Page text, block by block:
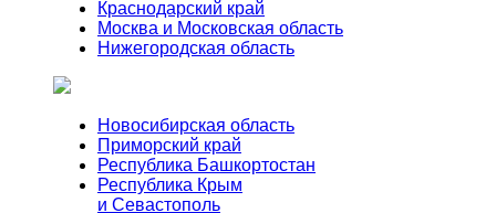
Краснодарский край
Москва и Московская область
Нижегородская область
Новосибирская область
Приморский край
Республика Башкортостан
Республика Крым
и Севастополь